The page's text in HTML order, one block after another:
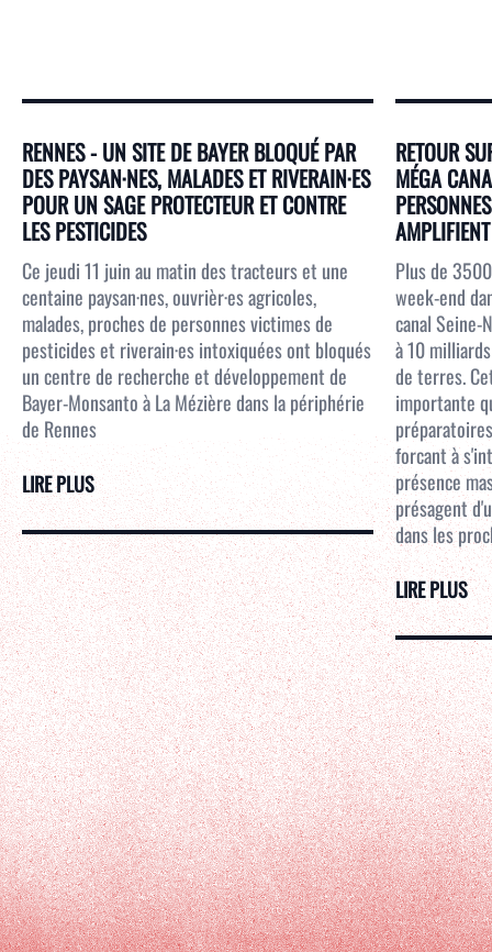
RENNES - UN SITE DE BAYER BLOQUÉ PAR
DES PAYSAN·NES, MALADES ET RIVERAIN·ES
POUR UN SAGE PROTECTEUR ET CONTRE
LES PESTICIDES
Ce jeudi 11 juin au matin des tracteurs et une
centaine paysan·nes, ouvrièr·es agricoles,
malades, proches de personnes victimes de
pesticides et riverain·es intoxiquées ont bloqués
un centre de recherche et développement de
Bayer-Monsanto à La Mézière dans la périphérie
de Rennes
LIRE PLUS
RETOUR
MÉGA
Plus de
week-end
canal Seine-
à 10
de terres.
importante
forcant à
présence
présagent
dans les
LIRE PLUS